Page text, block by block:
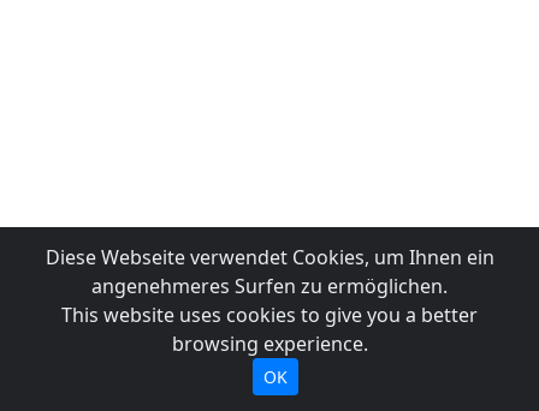
Diese Webseite verwendet Cookies, um Ihnen ein
angenehmeres Surfen zu ermöglichen.
This website uses cookies to give you a better
browsing experience.
OK